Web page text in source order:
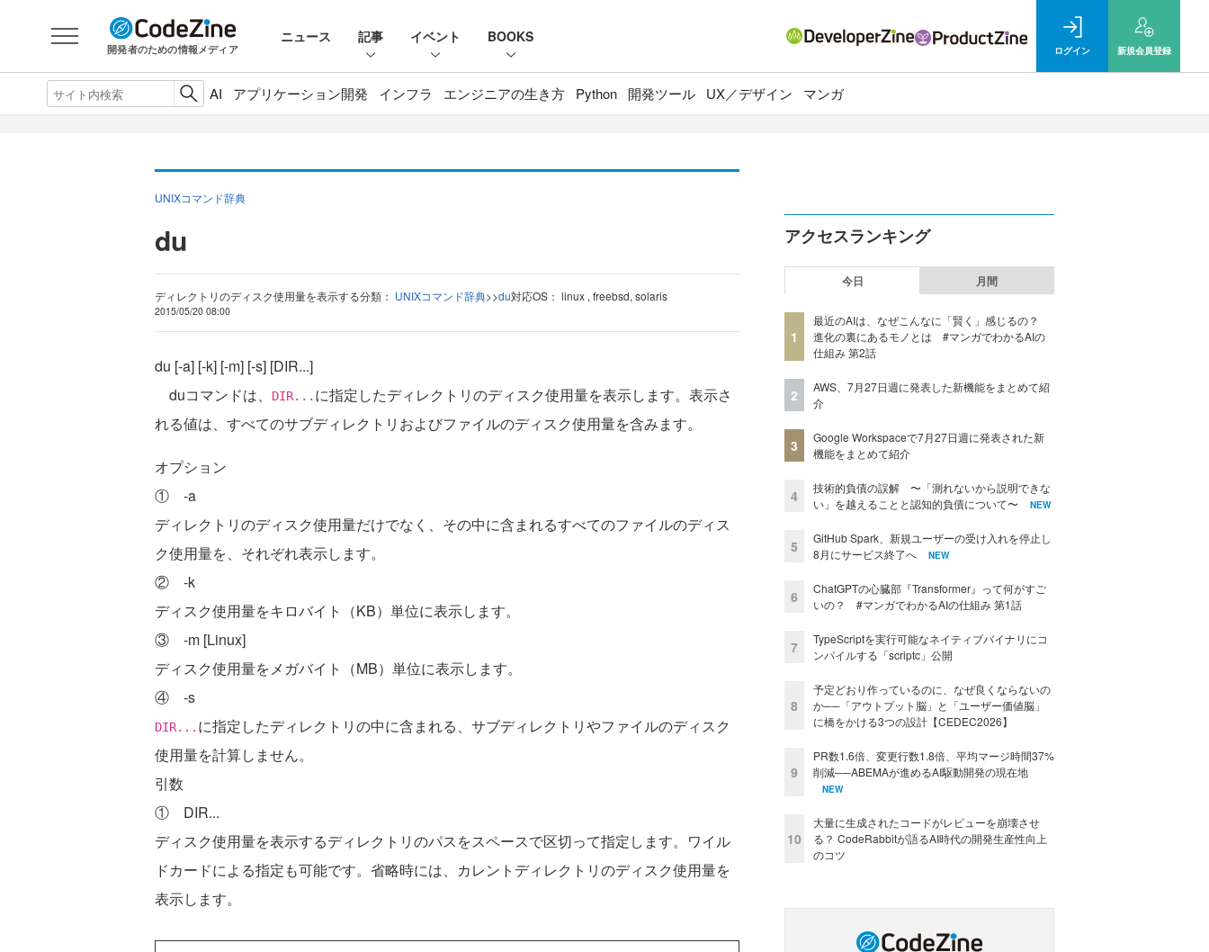
開発者のための情報メディア
ニュース 記事 イベント BOOKS
ログイン 新規会員登録
AI アプリケーション開発 インフラ エンジニアの生き方 Python 開発ツール UX／デザイン マンガ
UNIXコマンド辞典
du
ディレクトリのディスク使用量を表示する分類： UNIXコマンド辞典>>du対応OS： linux , freebsd, solaris
2015/05/20 08:00
du [-a] [-k] [-m] [-s] [DIR...]
duコマンドは、
DIR... に指定したディレクトリのディスク使用量を表示します。表示さ
れる値は、すべてのサブディレクトリおよびファイルのディスク使用量を含みます。
オプション
① -a
ディレクトリのディスク使用量だけでなく、その中に含まれるすべてのファイルのディス
ク使用量を、それぞれ表示します。
② -k
ディスク使用量をキロバイト（KB）単位に表示します。
③ -m [Linux]
ディスク使用量をメガバイト（MB）単位に表示します。
④ -s
DIR... に指定したディレクトリの中に含まれる、サブディレクトリやファイルのディスク
使用量を計算しません。
引数
① DIR...
ディスク使用量を表示するディレクトリのパスをスペースで区切って指定します。ワイル
ドカードによる指定も可能です。省略時には、カレントディレクトリのディスク使用量を
表示します。
アクセスランキング
今日 月間
1
最近のAIは、なぜこんなに「賢く」感じるの？
進化の裏にあるモノとは #マンガでわかるAIの
仕組み 第2話
2
AWS、7月27日週に発表した新機能をまとめて紹
介
3
Google Workspaceで7月27日週に発表された新
機能をまとめて紹介
4
技術的負債の誤解 〜「測れないから説明できな
い」を越えることと認知的負債について〜
NEW
5
GitHub Spark、新規ユーザーの受け入れを停止し
8月にサービス終了へ
NEW
6
ChatGPTの心臓部『Transformer』って何がすご
いの？ #マンガでわかるAIの仕組み 第1話
7
TypeScriptを実行可能なネイティブバイナリにコ
ンパイルする「scriptc」公開
8
予定どおり作っているのに、なぜ良くならないの
か──「アウトプット脳」と「ユーザー価値脳」
に橋をかける3つの設計【CEDEC2026】
9
PR数1.6倍、変更行数1.8倍、平均マージ時間37%
削減──ABEMAが進めるAI駆動開発の現在地
NEW
10
大量に生成されたコードがレビューを崩壊させ
る？ CodeRabbitが語るAI時代の開発生産性向上
のコツ